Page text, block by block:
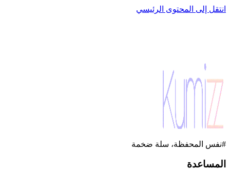
انتقل إلى المحتوى الرئيسي
#نفس المحفظة، سلة ضخمة
المساعدة